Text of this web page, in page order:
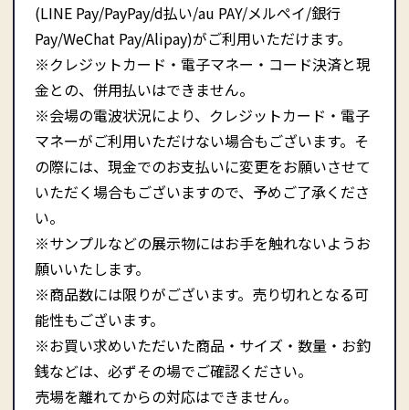
(LINE Pay/PayPay/d払い/au PAY/メルペイ/銀行
Pay/WeChat Pay/Alipay)がご利用いただけます。
※クレジットカード・電子マネー・コード決済と現
金との、併用払いはできません。
※会場の電波状況により、クレジットカード・電子
マネーがご利用いただけない場合もございます。そ
の際には、現金でのお支払いに変更をお願いさせて
いただく場合もございますので、予めご了承くださ
い。
※サンプルなどの展示物にはお手を触れないようお
願いいたします。
※商品数には限りがございます。売り切れとなる可
能性もございます。
※お買い求めいただいた商品・サイズ・数量・お釣
銭などは、必ずその場でご確認ください。
売場を離れてからの対応はできません。